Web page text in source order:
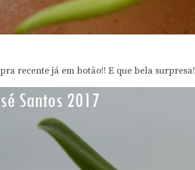
recente já em botão!! E que bela surpresa!